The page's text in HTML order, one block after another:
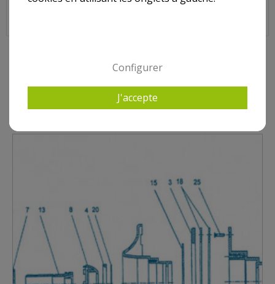
9 AUTRES PRODUITS DANS JET VAG - PIÈCE À SCELLER
Configurer
J'accepte